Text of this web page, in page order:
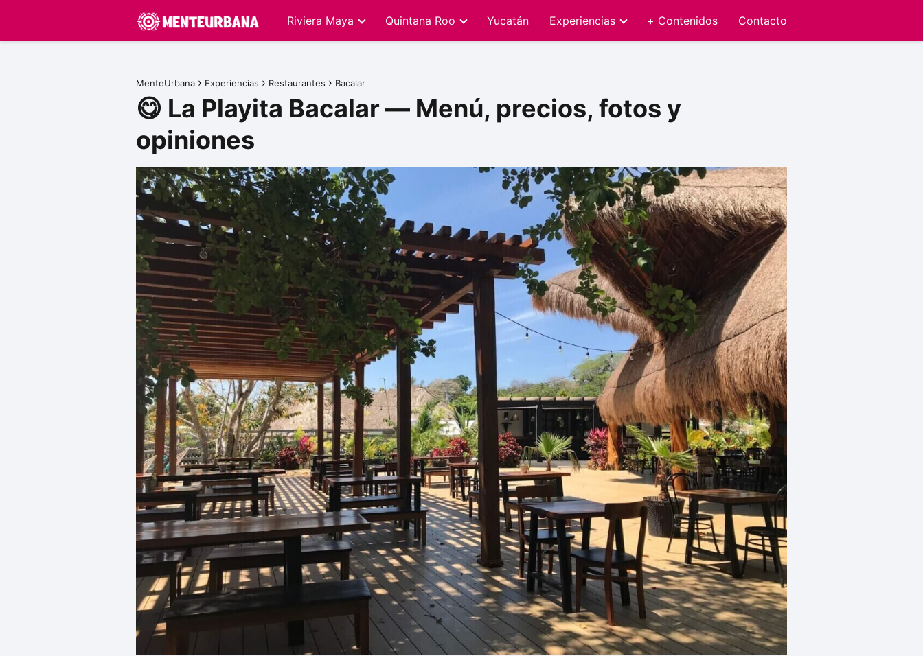
Riviera Maya Quintana Roo Yucatán Experiencias + Contenidos Contacto
MenteUrbana Experiencias Restaurantes Bacalar
😋 La Playita Bacalar — Menú, precios, fotos y
opiniones